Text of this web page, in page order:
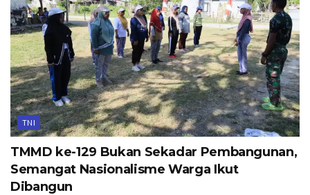
TNI
TMMD ke-129 Bukan Sekadar Pembangunan,
Semangat Nasionalisme Warga Ikut
Dibangun